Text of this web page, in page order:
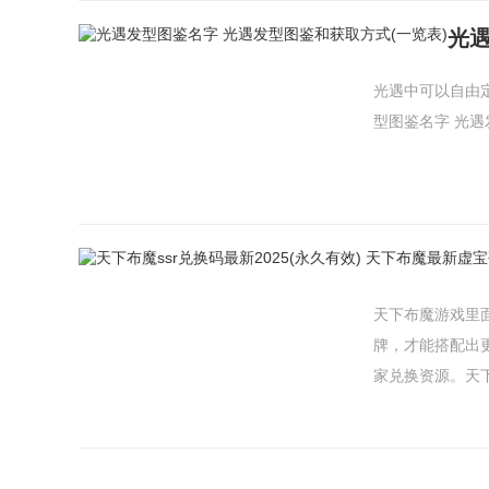
光
光遇中可以自由
型图鉴名字 光
天下布魔游戏里
牌，才能搭配出
家兑换资源。天